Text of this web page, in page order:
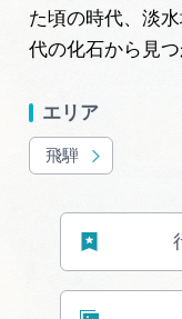
た頃の時代、淡
代の化石から見つ
エリア
飛騨